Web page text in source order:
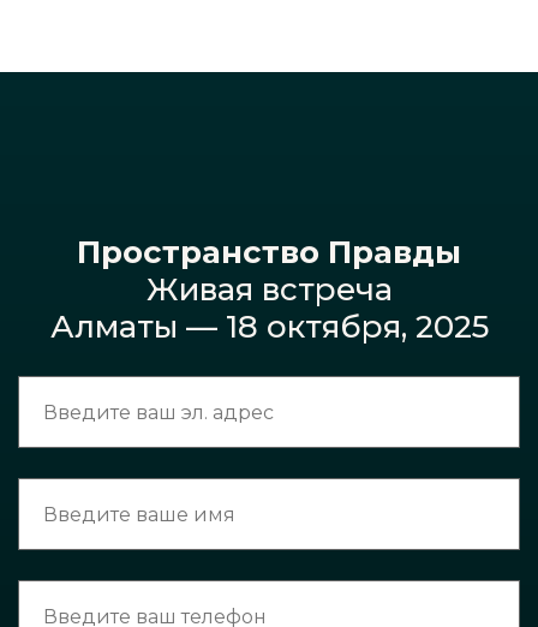
Пространство Правды
Живая встреча
Алматы — 18 октября, 2025